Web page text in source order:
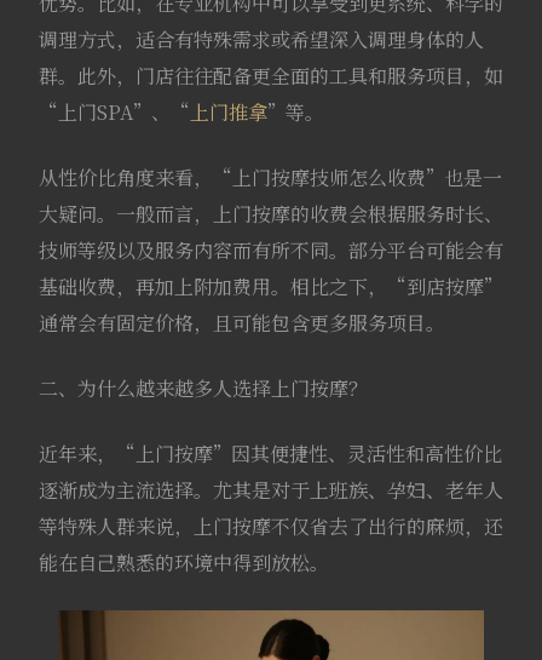
调理方式，适合有特殊需求或希望深入调理身体的人
群。此外，门店往往配备更全面的工具和服务项目，如
“上门SPA”、“ 上门推拿”等。
从性价比角度来看，“上门按摩技师怎么收费”也是一
大疑问。一般而言，上门按摩的收费会根据服务时长、
技师等级以及服务内容而有所不同。部分平台可能会有
基础收费，再加上附加费用。相比之下，“到店按摩”
通常会有固定价格，且可能包含更多服务项目。
二、为什么越来越多人选择上门按摩？
近年来，“上门按摩”因其便捷性、灵活性和高性价比
逐渐成为主流选择。尤其是对于上班族、孕妇、老年人
等特殊人群来说，上门按摩不仅省去了出行的麻烦，还
能在自己熟悉的环境中得到放松。